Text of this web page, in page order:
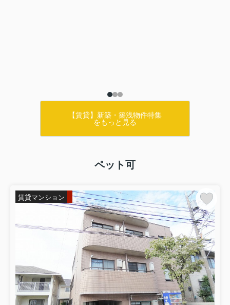
【賃貸】新築・築浅物件特集
をもっと見る
ペット可
賃貸マンション